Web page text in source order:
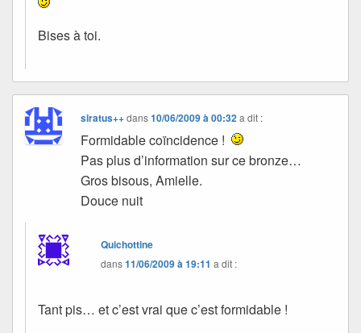
Bises à toi.
siratus++dans10/06/2009 à 00:32 a dit :
Formidable coïncidence !
Pas plus d’information sur ce bronze…
Gros bisous, Amielle.
Douce nuit
Quichottine
dans11/06/2009 à 19:11 a dit :
Tant pis… et c’est vrai que c’est formidable !